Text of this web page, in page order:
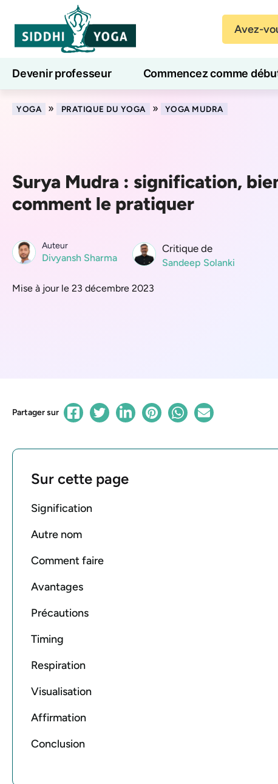
Avez-
Devenir professeur Commencez comme
Cours de yoga en ligne 7 jours de bien-être
YOGA » PRATIQUE DU YOGA » YOGA MUDRA
Surya Mudra : signification,
comment le pratiquer
Auteur
Divyansh Sharma
Critique de
Sandeep Solanki
Mise à jour le 23 décembre 2023
Partager sur
Sur cette page
Signification
Autre nom
Comment faire
Avantages
Précautions
Timing
Respiration
Visualisation
Affirmation
Conclusion